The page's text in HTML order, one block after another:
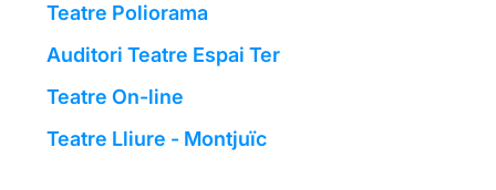
Teatre Poliorama
Auditori Teatre Espai Ter
Teatre On-line
Teatre Lliure - Montjuïc